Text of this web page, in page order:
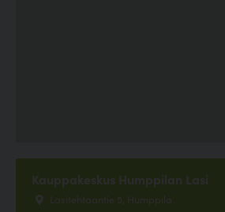
Kauppakeskus Humppilan Lasi
Lasitehtaantie 5, Humppila